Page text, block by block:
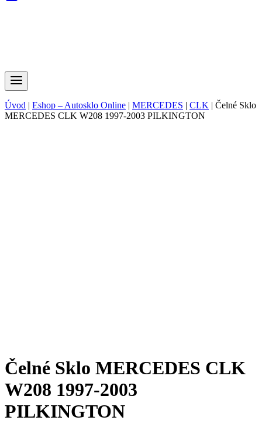
Úvod | Eshop – Autosklo Online | MERCEDES | CLK | Čelné Sklo
MERCEDES CLK W208 1997-2003 PILKINGTON
Čelné Sklo MERCEDES CLK
W208 1997-2003
PILKINGTON